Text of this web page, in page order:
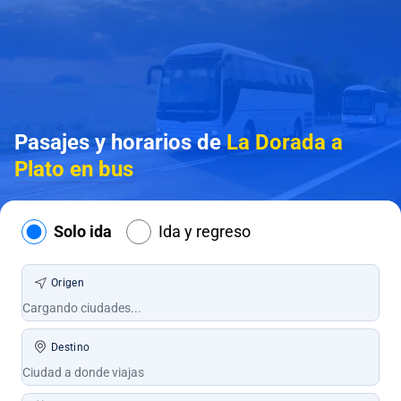
Pasajes y horarios deLa Dorada a
Plato en bus
Solo ida Ida y regreso
Origen
Destino